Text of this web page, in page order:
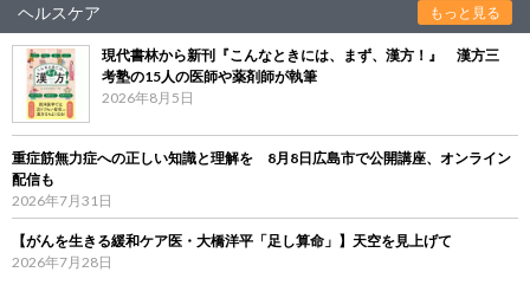
ヘルスケア もっと見る
現代書林から新刊『こんなときには、まず、漢方！』 漢方三
考塾の15人の医師や薬剤師が執筆
2026年8月5日
重症筋無力症への正しい知識と理解を 8月8日広島市で公開講座、オンライン
配信も
2026年7月31日
【がんを生きる緩和ケア医・大橋洋平「足し算命」】天空を見上げて
2026年7月28日